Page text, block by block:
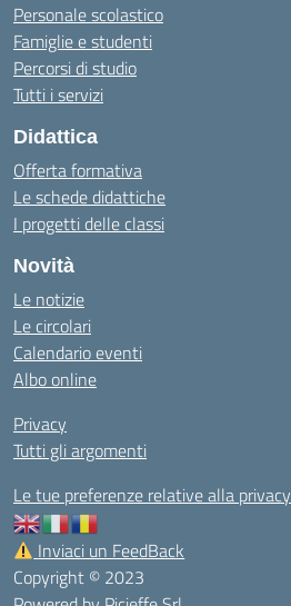
Personale scolastico
Famiglie e studenti
Percorsi di studio
Tutti i servizi
Didattica
Offerta formativa
Le schede didattiche
I progetti delle classi
Novità
Le notizie
Le circolari
Calendario eventi
Albo online
Privacy
Tutti gli argomenti
Le tue preferenze relative alla privacy
Inviaci un FeedBack
Copyright © 2023